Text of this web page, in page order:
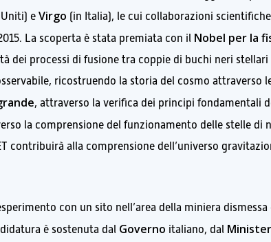
e Virgo (in Italia), le cui collaborazioni
La scoperta è stata premiata con il Nobel per la
dei processi di fusione tra coppie di buchi neri
ricostruendo la storia del cosmo attraverso
, attraverso la verifica dei principi fondamentali
la comprensione del funzionamento delle stelle di
contribuirà alla comprensione dell’universo
con un sito nell’area della miniera
è sostenuta dal Governo italiano, dal